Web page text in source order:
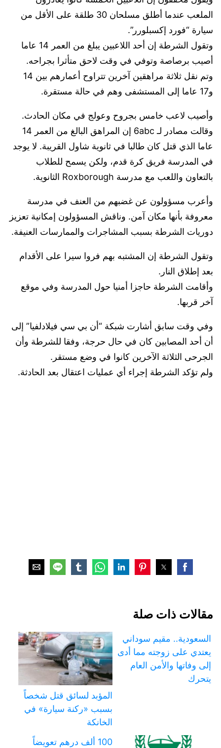
الملعب عندما أطلق مسلحان 30 طلقة على الأقل من
سيارة “فورد إكسبلورر”.
وتقول الشرطة إن أحد اللاعبين يبلغ من العمر 14 عاما
أصيب برصاصة وتوفي في وقت لاحق متأثرا بجراحه.
وتم نقل ثلاثة مراهقين آخرين تتراوح أعمارهم بين 14
و17 عاما إلى المستشفى وهم في حالة مستقرة.
وأصيب لاعب خامس بجروح وعولج في مكان الحادث.
وقالت مصادر لـ 6abc إن المراهق البالغ من العمر 14
عاما الذي قتل كان طالبا في ثانوية شاول القريبة. لا يوجد
في المدرسة فريق كرة قدم، ولكن يسمح للطلاب
بالتعاون واللعب مع مدرسة Roxborough الثانوية.
وأعرب مسؤولون عن غضبهم من العنف في مدرسة
معروفة بأنها مكان آمن. وناقش المسؤولون إمكانية تعزيز
دوريات الشرطة بسبب المشاجرات والممارسات العنيفة.
وتقول الشرطة إن المشتبه بهم فروا سيرا على الأقدام
بعد إطلاق النار.
وأقامت الشرطة حاجزا أمنيا حول المدرسة وفي موقع
آخر قربها.
وفي وقت سابق أشارت شبكة “أن بي سي فيلادلفيا” إلى
أن أحد المصابين كان في حال حرجة، وفقا للشرطة وأن
الجرحى الثلاثة الآخرين كانوا في وضع مستقر.
ولم تؤكد الشرطة إجراء أي عمليات اعتقال بعد الحادثة.
مقالات ذات صلة
السعودية.. مقيم سوداني
يعتدي على زوجته مما أدى
إلى وفاتها والأمن العام
يتحرك
المؤبد لسائق قتل شخصاً
بسبب «ركنة سيارة» في
الخانكة
100 ألف درهم تعويضاً